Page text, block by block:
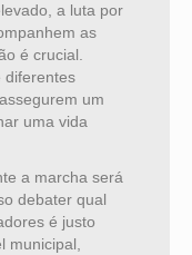
a luta por
as
é crucial.
diferentes
um
uma vida
a marcha será
debater qual
é justo
municipal,